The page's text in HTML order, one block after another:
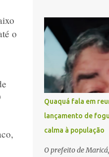
o
suporte técnico.
5858, 2623-9006 e
Quaquá fala em
lançamento de
calma à população
O prefeito de